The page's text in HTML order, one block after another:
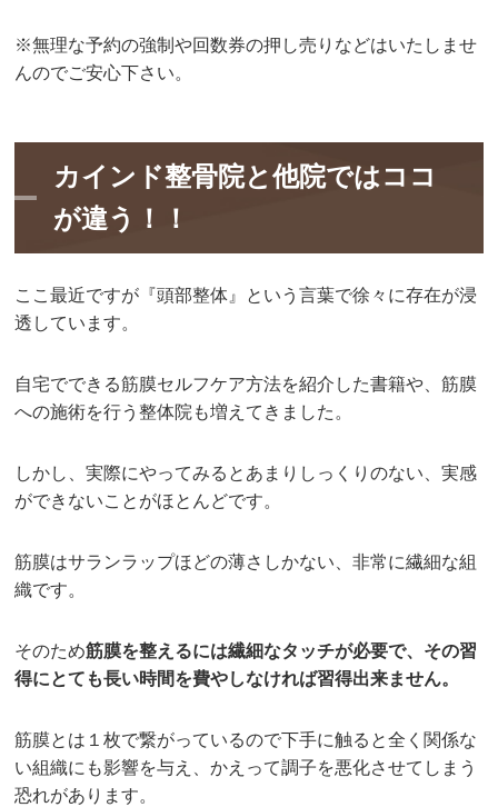
※無理な予約の強制や回数券の押し売りなどはいたしませ
んのでご安心下さい。
カインド整骨院と他院ではココ
が違う！！
ここ最近ですが『頭部整体』という言葉で徐々に存在が浸
透しています。
自宅でできる筋膜セルフケア方法を紹介した書籍や、筋膜
への施術を行う整体院も増えてきました。
しかし、実際にやってみるとあまりしっくりのない、実感
ができないことがほとんどです。
筋膜はサランラップほどの薄さしかない、非常に繊細な組
織です。
そのため筋膜を整えるには繊細なタッチが必要で、その習
得にとても長い時間を費やしなければ習得出来ません。
筋膜とは１枚で繋がっているので下手に触ると全く関係な
い組織にも影響を与え、かえって調子を悪化させてしまう
恐れがあります。